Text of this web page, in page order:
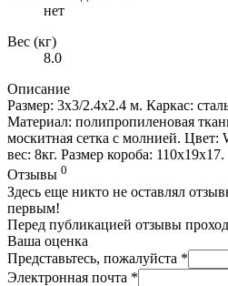
нет
Вес (кг)
8.0
Описание
Размер: 3x3/2.4x2.4 м. Каркас:
Материал: полипропиленовая
москитная сетка с молнией.
вес: 8кг. Размер короба: 110х19х17.
Отзывы 0
Здесь еще никто не оставлял
первым!
Перед публикацией отзывы
Ваша оценка
Представьтесь, пожалуйста *
Электронная почта *